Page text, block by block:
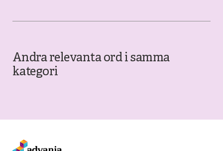
Andra relevanta ord i samma
kategori